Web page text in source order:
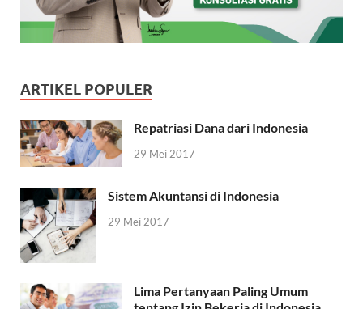
ARTIKEL POPULER
Repatriasi Dana dari Indonesia
29 Mei 2017
Sistem Akuntansi di Indonesia
29 Mei 2017
Lima Pertanyaan Paling Umum